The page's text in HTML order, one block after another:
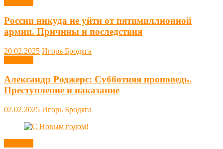
России никуда не уйти от пятимиллионной
армии. Причины и последствия
20.02.2025 Игорь Бродяга
Александр Роджерс: Субботняя проповедь.
Преступление и наказание
02.02.2025 Игорь Бродяга